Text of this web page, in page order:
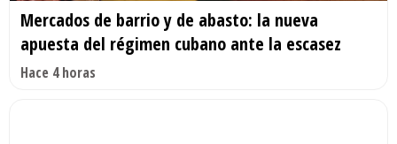
Mercados de barrio y de abasto: la nueva
apuesta del régimen cubano ante la escasez
Hace 4 horas